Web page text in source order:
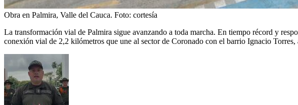
Obra en Palmira, Valle del Cauca. Foto: cortesía
La transformación vial de Palmira sigue avanzando a toda marcha. En tiempo récord y
conexión vial de 2,2 kilómetros que une al sector de Coronado con el barrio Ignacio